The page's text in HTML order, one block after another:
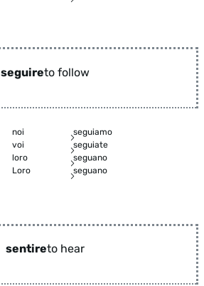
seguireto follow
noi
seguiamo
voi
seguiate
loro
seguano
Loro
seguano
sentireto hear